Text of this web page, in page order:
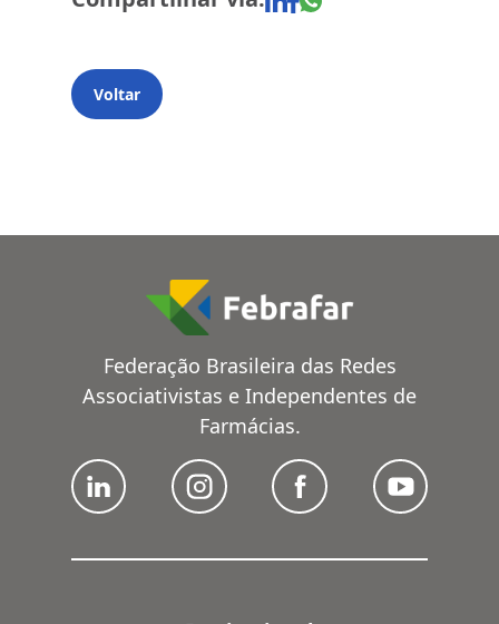
Voltar
Federação Brasileira das Redes
Associativistas e Independentes de
Farmácias.